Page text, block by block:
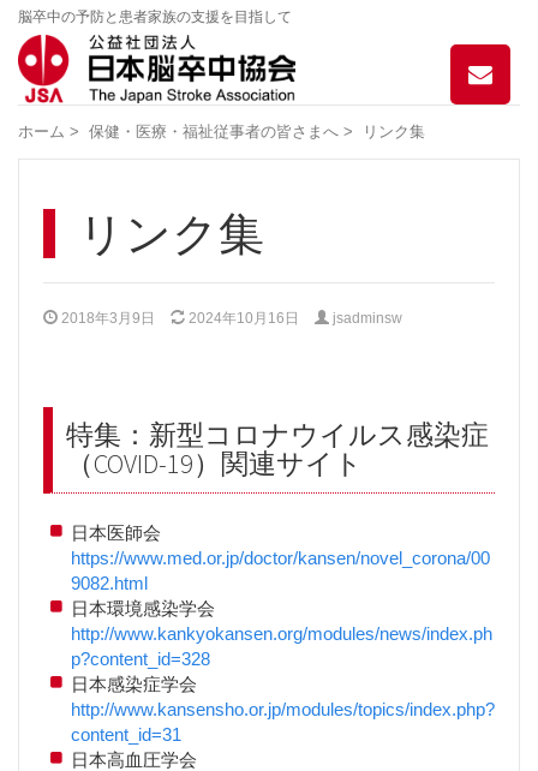
脳卒中の予防と患者家族の支援を目指して
お
問
ホーム > 保健・医療・福祉従事者の皆さまへ > リンク集
リンク集
2018年3月9日 2024年10月16日 jsadminsw
特集：新型コロナウイルス感染症
（COVID-19）関連サイト
日本医師会
https://www.med.or.jp/doctor/kansen/novel_corona/00
9082.html
日本環境感染学会
http://www.kankyokansen.org/modules/news/index.ph
p?content_id=328
日本感染症学会
http://www.kansensho.or.jp/modules/topics/index.php?
content_id=31
日本高血圧学会